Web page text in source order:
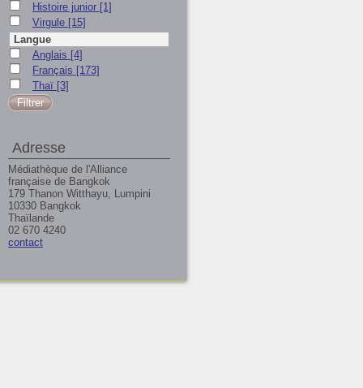
Histoire junior [1]
Virgule [15]
Langue
Anglais [4]
Français [173]
Thaï [3]
Adresse
Médiathèque de l'Alliance
française de Bangkok
179 Thanon Witthayu, Lumpini
10330 Bangkok
Thaïlande
02 670 4240
contact